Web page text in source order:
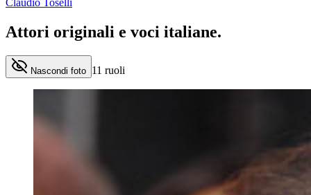
Attori originali e voci italiane.
Nascondi foto 11 ruoli